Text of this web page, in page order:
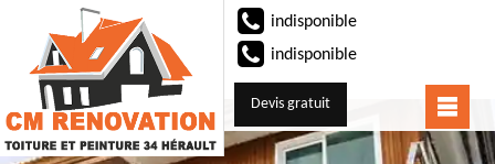
indisponible
indisponible
Devis gratuit